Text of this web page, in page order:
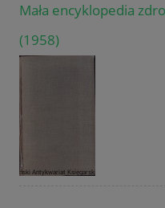
Mała encyklopedia
(1958)